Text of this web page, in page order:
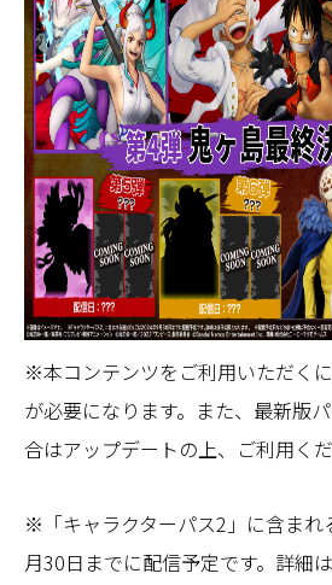
※本コンテンツをご利用いただく
が必要になります。また、最新版
合はアップデートの上、ご利用くだ
※「キャラクターパス2」に含まれ
月30日までに配信予定です。詳細